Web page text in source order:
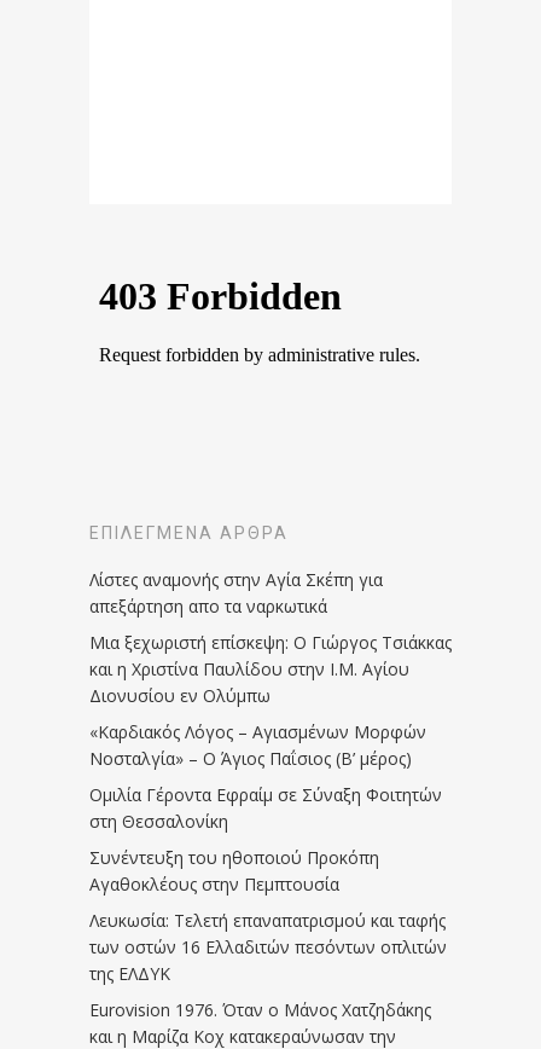
ΕΠΙΛΕΓΜΈΝΑ ΆΡΘΡΑ
Λίστες αναμονής στην Αγία Σκέπη για
απεξάρτηση απο τα ναρκωτικά
Μια ξεχωριστή επίσκεψη: Ο Γιώργος Τσιάκκας
και η Χριστίνα Παυλίδου στην Ι.Μ. Αγίου
Διονυσίου εν Ολύμπω
«Καρδιακός Λόγος – Αγιασμένων Μορφών
Νοσταλγία» – Ο Άγιος Παΐσιος (Β’ μέρος)
Ομιλία Γέροντα Εφραίμ σε Σύναξη Φοιτητών
στη Θεσσαλονίκη
Συνέντευξη του ηθοποιού Προκόπη
Αγαθοκλέους στην Πεμπτουσία
Λευκωσία: Τελετή επαναπατρισμού και ταφής
των οστών 16 Ελλαδιτών πεσόντων οπλιτών
της ΕΛΔΥΚ
Eurovision 1976. Όταν ο Μάνος Χατζηδάκης
και η Μαρίζα Κοχ κατακεραύνωσαν την